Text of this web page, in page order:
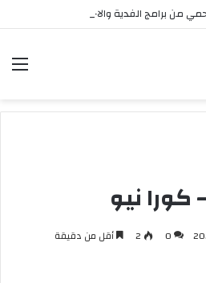
كورا نيو
0
2 أقل من دقيقة